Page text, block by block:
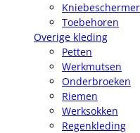
Toebehoren
Overige kleding
Petten
Werkmutsen
Onderbroeken
Riemen
Werksokken
Regenkleding